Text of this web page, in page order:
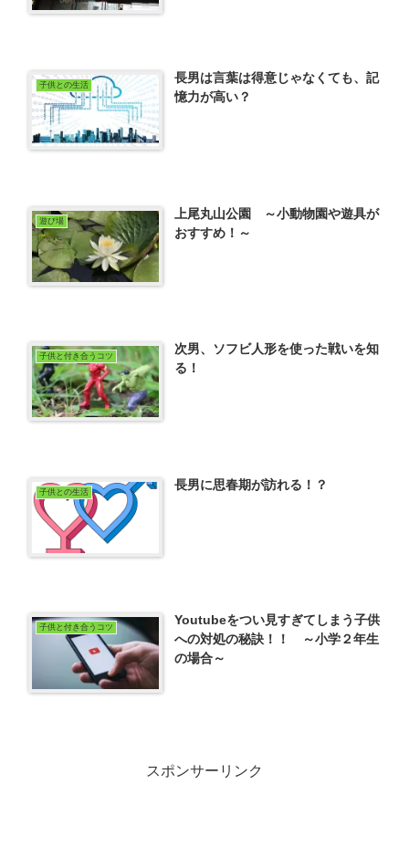
子供との生活
長男は言葉は得意じゃなくても、記
憶力が高い？
遊び場
上尾丸山公園 ～小動物園や遊具が
おすすめ！～
子供と付き合うコツ
次男、ソフビ人形を使った戦いを知
る！
子供との生活 長男に思春期が訪れる！？
子供と付き合うコツ
Youtubeをつい見すぎてしまう子供
への対処の秘訣！！ ～小学２年生
の場合～
スポンサーリンク